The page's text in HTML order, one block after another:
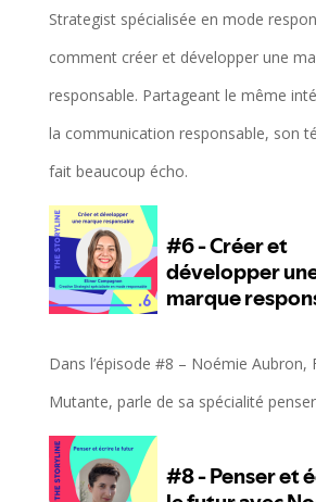
Strategist spécialisée en mode
comment créer et développer une
responsable. Partageant le même
la communication responsable, son
fait beaucoup écho.
Dans l’épisode #8 – Noémie Aubron,
Mutante, parle de sa spécialité